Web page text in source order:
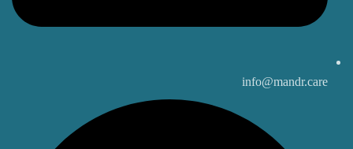
info@mandr.care